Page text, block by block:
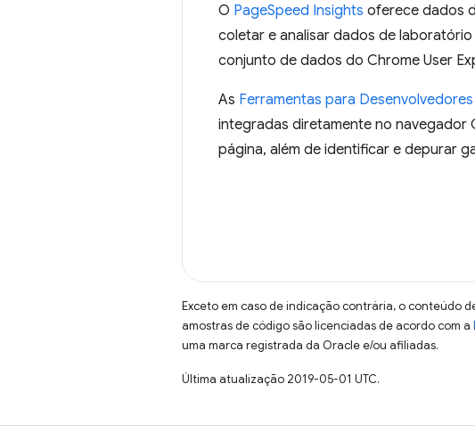
O PageSpeed Insights oferece dados
coletar e analisar dados de
conjunto de dados do Chrome User
As Ferramentas para
integradas diretamente no navegador
página, além de identificar e depurar
Exceto em caso de indicação contrária, o conteúdo
amostras de código são licenciadas de acordo com a
uma marca registrada da Oracle e/ou afiliadas.
Última atualização 2019-05-01 UTC.